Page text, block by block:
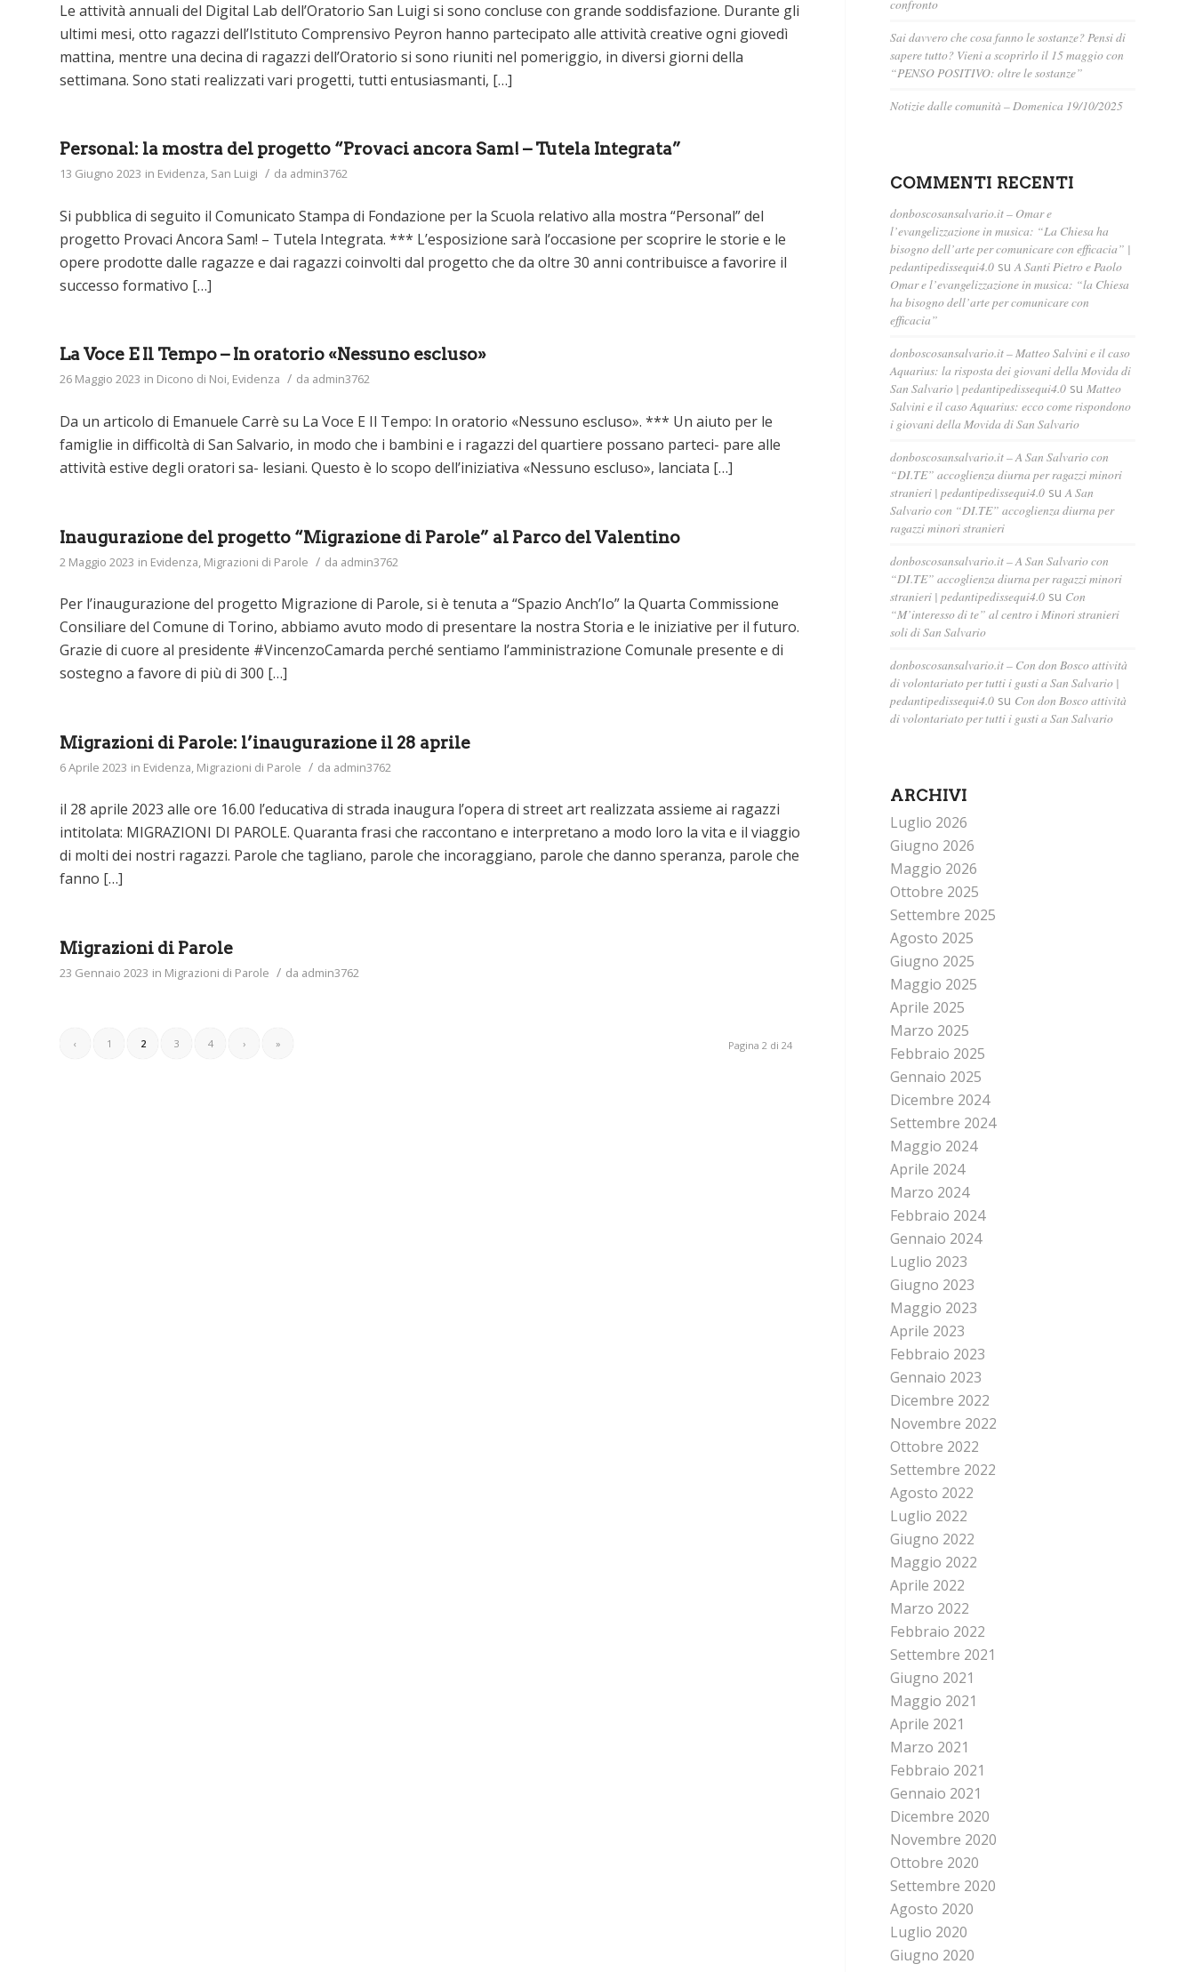
Le attività annuali del Digital Lab dell’Oratorio San Luigi si sono concluse con grande soddisfazione. Durante gli
ultimi mesi, otto ragazzi dell’Istituto Comprensivo Peyron hanno partecipato alle attività creative ogni giovedì
mattina, mentre una decina di ragazzi dell’Oratorio si sono riuniti nel pomeriggio, in diversi giorni della
settimana. Sono stati realizzati vari progetti, tutti entusiasmanti, […]
Personal: la mostra del progetto “Provaci ancora Sam! – Tutela Integrata”
13 Giugno 2023 in Evidenza, San Luigi / da admin3762
Si pubblica di seguito il Comunicato Stampa di Fondazione per la Scuola relativo alla mostra “Personal” del
progetto Provaci Ancora Sam! – Tutela Integrata. *** L’esposizione sarà l’occasione per scoprire le storie e le
opere prodotte dalle ragazze e dai ragazzi coinvolti dal progetto che da oltre 30 anni contribuisce a favorire il
successo formativo […]
La Voce E Il Tempo – In oratorio «Nessuno escluso»
26 Maggio 2023 in Dicono di Noi, Evidenza / da admin3762
Da un articolo di Emanuele Carrè su La Voce E Il Tempo: In oratorio «Nessuno escluso». *** Un aiuto per le
famiglie in difficoltà di San Salvario, in modo che i bambini e i ragazzi del quartiere possano parteci- pare alle
attività estive degli oratori sa- lesiani. Questo è lo scopo dell’iniziativa «Nessuno escluso», lanciata […]
Inaugurazione del progetto “Migrazione di Parole” al Parco del Valentino
2 Maggio 2023 in Evidenza Migrazioni di Parole / da admin3762
Per l’inaugurazione del progetto Migrazione di Parole, si è tenuta a “Spazio Anch’Io” la Quarta Commissione
Consiliare del Comune di Torino, abbiamo avuto modo di presentare la nostra Storia e le iniziative per il futuro.
Grazie di cuore al presidente #VincenzoCamarda perché sentiamo l’amministrazione Comunale presente e di
sostegno a favore di più di 300 […]
Migrazioni di Parole: l’inaugurazione il 28 aprile
6 Aprile 2023 in Evidenza, Migrazioni di Parole / da admin3762
il 28 aprile 2023 alle ore 16.00 l’educativa di strada inaugura l’opera di street art realizzata assieme ai ragazzi
intitolata: MIGRAZIONI DI PAROLE. Quaranta frasi che raccontano e interpretano a modo loro la vita e il viaggio
di molti dei nostri ragazzi. Parole che tagliano, parole che incoraggiano, parole che danno speranza, parole che
fanno […]
Migrazioni di Parole
23 Gennaio 2023 in Migrazioni di Parole / da admin3762
Pagina 2 di 24
‹ 1 2 3 4 › »
confronto
Sai davvero che cosa fanno le sostanze? Pensi di
sapere tutto? Vieni a scoprirlo il 15 maggio con
“PENSO POSITIVO: oltre le sostanze”
Notizie dalle comunità – Domenica 19/10/2025
COMMENTI RECENTI
donboscosansalvario.it – Omar e
l’evangelizzazione in musica: “La Chiesa ha
bisogno dell’arte per comunicare con efficacia” |
pedantipedissequi4.0 suA Santi Pietro e Paolo
Omar e l’evangelizzazione in musica: “la Chiesa
ha bisogno dell’arte per comunicare con
efficacia”
donboscosansalvario.it – Matteo Salvini e il caso
Aquarius: la risposta dei giovani della Movida di
San Salvario | pedantipedissequi4.0 suMatteo
Salvini e il caso Aquarius: ecco come rispondono
i giovani della Movida di San Salvario
donboscosansalvario.it – A San Salvario con
“DI.TE” accoglienza diurna per ragazzi minori
stranieri | pedantipedissequi4.0 suA San
Salvario con “DI.TE” accoglienza diurna per
ragazzi minori stranieri
donboscosansalvario.it – A San Salvario con
“DI.TE” accoglienza diurna per ragazzi minori
stranieri | pedantipedissequi4.0 su Con
“M’interesso di te” al centro i Minori stranieri
soli di San Salvario
donboscosansalvario.it – Con don Bosco attività
di volontariato per tutti i gusti a San Salvario |
pedantipedissequi4.0 su Con don Bosco attività
di volontariato per tutti i gusti a San Salvario
ARCHIVI
Luglio 2026
Giugno 2026
Maggio 2026
Ottobre 2025
Settembre 2025
Agosto 2025
Giugno 2025
Maggio 2025
Aprile 2025
Marzo 2025
Febbraio 2025
Gennaio 2025
Dicembre 2024
Settembre 2024
Maggio 2024
Aprile 2024
Marzo 2024
Febbraio 2024
Gennaio 2024
Luglio 2023
Giugno 2023
Maggio 2023
Aprile 2023
Febbraio 2023
Gennaio 2023
Dicembre 2022
Novembre 2022
Ottobre 2022
Settembre 2022
Agosto 2022
Luglio 2022
Giugno 2022
Maggio 2022
Aprile 2022
Marzo 2022
Febbraio 2022
Settembre 2021
Giugno 2021
Maggio 2021
Aprile 2021
Marzo 2021
Febbraio 2021
Gennaio 2021
Dicembre 2020
Novembre 2020
Ottobre 2020
Settembre 2020
Agosto 2020
Luglio 2020
Giugno 2020